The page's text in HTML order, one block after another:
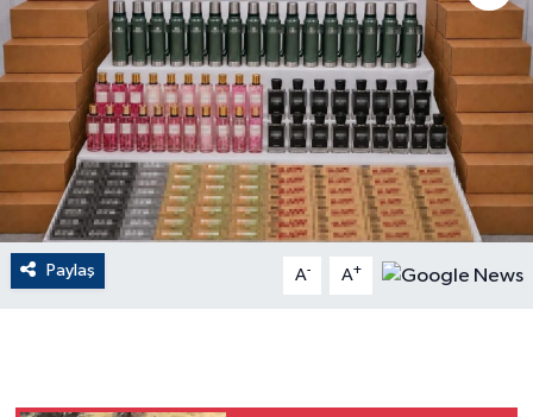
Paylaş A- A+
Dış Haberler
Dünya
EĞİTİM
EKONOMİ
English News